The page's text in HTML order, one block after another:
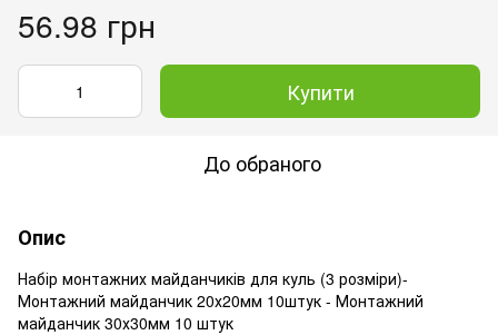
56.98 грн
Купити
До обраного
Опис
Набір монтажних майданчиків для куль (3 розміри)-
Монтажний майданчик 20х20мм 10штук - Монтажний
майданчик 30х30мм 10 штук